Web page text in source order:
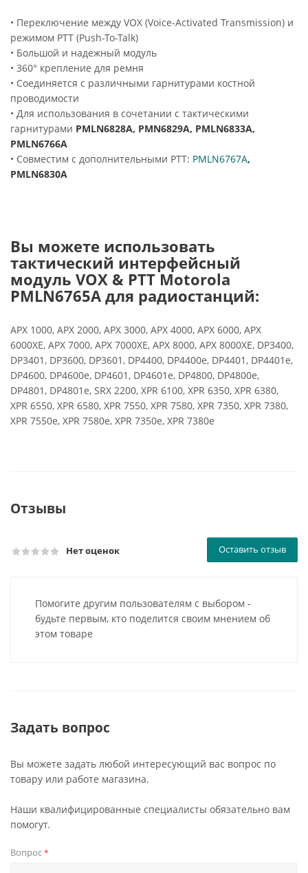
• Переключение между VOX (Voice-Activated Transmission) и
режимом PTT (Push-To-Talk)
• Большой и надежный модуль
• 360° крепление для ремня
• Соединяется с различными гарнитурами костной
проводимости
• Для использования в сочетании с тактическими
гарнитурами PMLN6828A, PMN6829A, PMLN6833A,
PMLN6766A
• Совместим с дополнительными PTT: PMLN6767A,
PMLN6830A
Вы можете использовать
тактический интерфейсный
модуль VOX & PTT Motorola
PMLN6765A для радиостанций:
APX 1000, APX 2000, APX 3000, APX 4000, APX 6000, APX
6000XE, APX 7000, APX 7000XE, APX 8000, APX 8000XE, DP3400,
DP3401, DP3600, DP3601, DP4400, DP4400e, DP4401, DP4401e,
DP4600, DP4600e, DP4601, DP4601e, DP4800, DP4800e,
DP4801, DP4801e, SRX 2200, XPR 6100, XPR 6350, XPR 6380,
XPR 6550, XPR 6580, XPR 7550, XPR 7580, XPR 7350, XPR 7380,
XPR 7550e, XPR 7580e, XPR 7350e, XPR 7380e
Отзывы
Нет оценок Оставить отзыв
Помогите другим пользователям с выбором -
будьте первым, кто поделится своим мнением об
этом товаре
Задать вопрос
Вы можете задать любой интересующий вас вопрос по
товару или работе магазина.
Наши квалифицированные специалисты обязательно вам
помогут.
Вопрос*